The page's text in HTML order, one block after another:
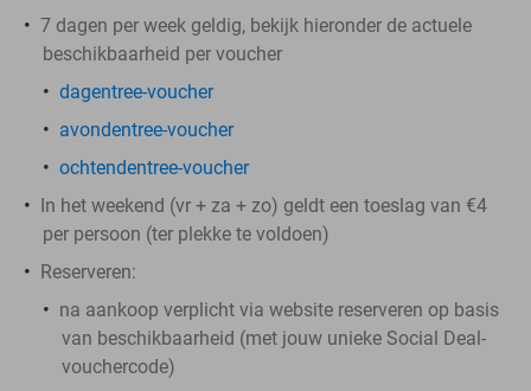
7 dagen per week geldig, bekijk hieronder de actuele
beschikbaarheid per voucher
dagentree-voucher
avondentree-voucher
ochtendentree-voucher
In het weekend (vr + za + zo) geldt een toeslag van €4
per persoon (ter plekke te voldoen)
Reserveren:
na aankoop verplicht via website reserveren op basis
van beschikbaarheid (met jouw unieke Social Deal-
vouchercode)